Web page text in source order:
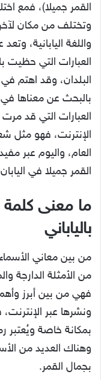
القمر جميلا)، فمع
وتختلف من مكان
واللغة اليابانية،
العبارات التي حظيت
البلدان، وقد اهتم
بالبحث عن معناها
العبارات التي قد
الإنترنت، فهو مثل
العام، واليوم عبر
القمر جميلا في
ما معنى كلمة
بالياباني
من بين معاني
من الأمثلة الدارجة
فهي من بين أبرز وأهم
ونشرها عبر
بمكانة خاصة ويُعتبر
وهناك العديد من
بجمال القمر.